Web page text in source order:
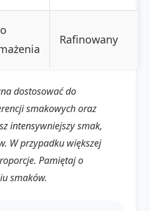
Rafinowany
dostosować do
smakowych oraz
intensywniejszy smak,
W przypadku większej
Pamiętaj o
smaków.